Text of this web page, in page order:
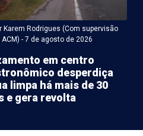
Karem Rodrigues (Com supervisão
ACM) - 7 de agosto de 2026
em centro
desperdiça
limpa há mais de 30
e gera revolta
com
motociclista e um
sexta-feira (7) nas ...